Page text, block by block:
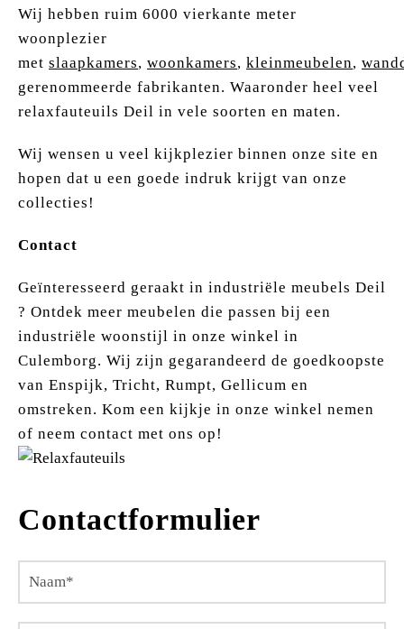
Wij hebben ruim 6000 vierkante meter
woonplezier
met slaapkamers, woonkamers, kleinmeubelen,
gerenommeerde fabrikanten. Waaronder heel veel
relaxfauteuils Deil in vele soorten en maten.
Wij wensen u veel kijkplezier binnen onze site en
hopen dat u een goede indruk krijgt van onze
collecties!
Contact
Geïnteresseerd geraakt in industriële meubels Deil
? Ontdek meer meubelen die passen bij een
industriële woonstijl in onze winkel in
Culemborg. Wij zijn gegarandeerd de goedkoopste
van Enspijk, Tricht, Rumpt, Gellicum en
omstreken. Kom een kijkje in onze winkel nemen
of neem contact met ons op!
Contactformulier